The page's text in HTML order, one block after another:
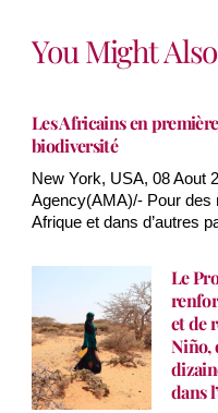
You Might
Les Africains en
biodiversité
New York, USA, 08 Aout
Agency(AMA)/- Pour des
Afrique et dans d’autres
Le
et de
Niño,
dans